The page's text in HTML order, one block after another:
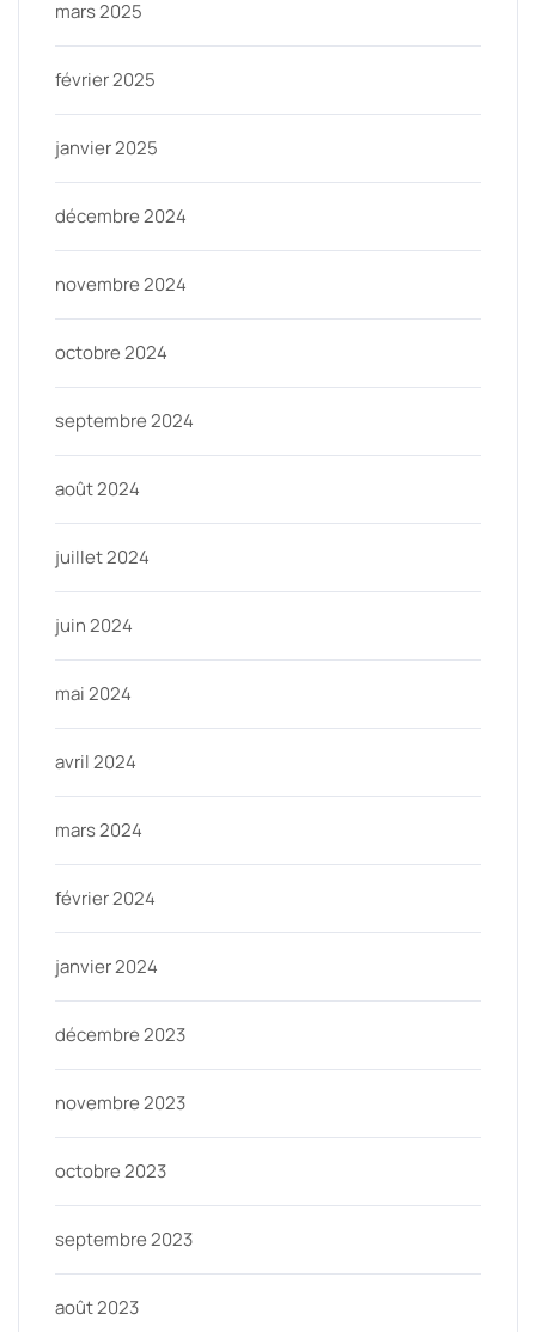
mars 2025
février 2025
janvier 2025
décembre 2024
novembre 2024
octobre 2024
septembre 2024
août 2024
juillet 2024
juin 2024
mai 2024
avril 2024
mars 2024
février 2024
janvier 2024
décembre 2023
novembre 2023
octobre 2023
septembre 2023
août 2023